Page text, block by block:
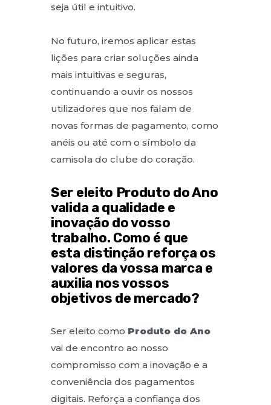
seja útil e intuitivo.
No futuro, iremos aplicar estas
lições para criar soluções ainda
mais intuitivas e seguras,
continuando a ouvir os nossos
utilizadores que nos falam de
novas formas de pagamento, como
anéis ou até com o símbolo da
camisola do clube do coração.
Ser eleito Produto do Ano
valida a qualidade e
inovação do vosso
trabalho. Como é que
esta distinção reforça os
valores da vossa marca e
auxilia nos vossos
objetivos de mercado?
Ser eleito como Produto do Ano
vai de encontro ao nosso
compromisso com a inovação e a
conveniência dos pagamentos
digitais. Reforça a confiança dos